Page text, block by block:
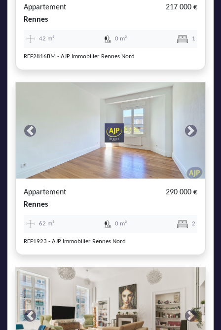
Appartement
217 000 €
Rennes
42 m² 0 m² 1
REF2816BM - AJP Immobilier Rennes Nord
Previous Next
Appartement
290 000 €
Rennes
62 m² 0 m² 2
REF1923 - AJP Immobilier Rennes Nord
Previous Next